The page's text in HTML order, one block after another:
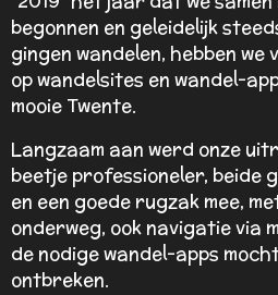
begonnen en geleidelijk
gingen wandelen, hebben
op wandelsites en wandel-
mooie Twente.
Langzaam aan werd onze
beetje professioneler, beide
en een goede rugzak mee,
onderweg, ook navigatie via
de nodige wandel-apps
ontbreken.